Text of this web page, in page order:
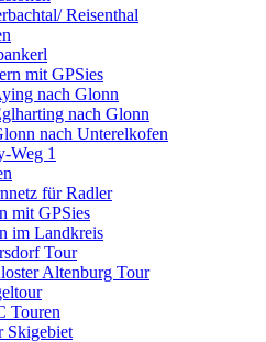
Reisenthal
mit GPSies
nach Glonn
nach Glonn
nach Unterelkofen
Weg 1
für Radler
mit GPSies
im Landkreis
Tour
Altenburg Tour
Touren
Skigebiet